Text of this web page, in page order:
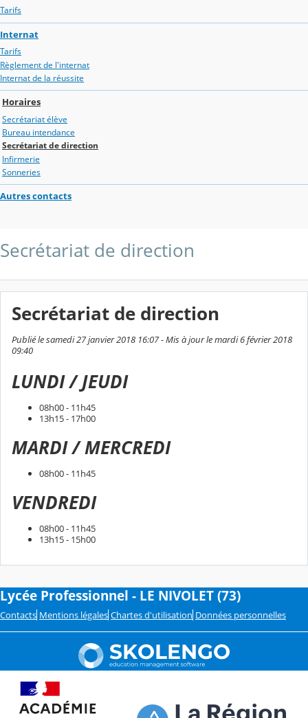
Tarifs
Internat
Tarifs
Règlement de l'internat
Internat de la réussite
Horaires
Secrétariat élève
Bureau intendance
Secrétariat de direction
Infirmerie
Sonneries
Autres contacts
Secrétariat de direction
Secrétariat de direction
Publié le samedi 27 janvier 2018 16:07 - Mis à jour le mardi 6 février 2018
09:40
LUNDI / JEUDI
08h00 - 11h45
13h15 - 17h00
MARDI / MERCREDI
08h00 - 11h45
VENDREDI
08h00 - 11h45
13h15 - 15h00
Lycée Professionnel - LE NIVOLET (73)
Contacts Mentions légales Chartes d'utilisation Données personnelles